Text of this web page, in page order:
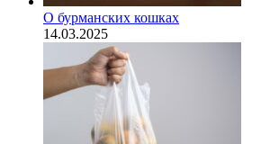
О бурманских кошках
14.03.2025